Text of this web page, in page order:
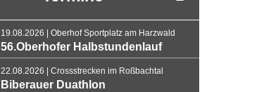
19.08.2026 | Oberhof Sportplatz am Harzwald
56.Oberhofer Halbstundenlauf
22.08.2026 | Crossstrecken im Roßbachtal
Biberauer Duathlon